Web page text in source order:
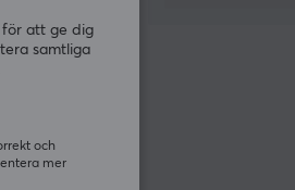
för att ge dig
samtliga
och
mer